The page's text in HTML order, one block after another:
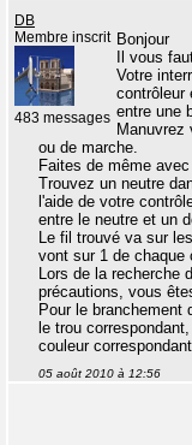
DB
Membre inscrit
483 messages
Bonjour
Il vous
Votre
contrôleur
entre une
ou de marche.
Faites de même
Trouvez un neutre
l'aide de votre
entre le neutre et un
Le fil trouvé va sur
vont sur 1 de chaque
Lors de la recherche
précautions, vous
Pour le branchement
le trou
couleur
05 août 2010 à 12:56